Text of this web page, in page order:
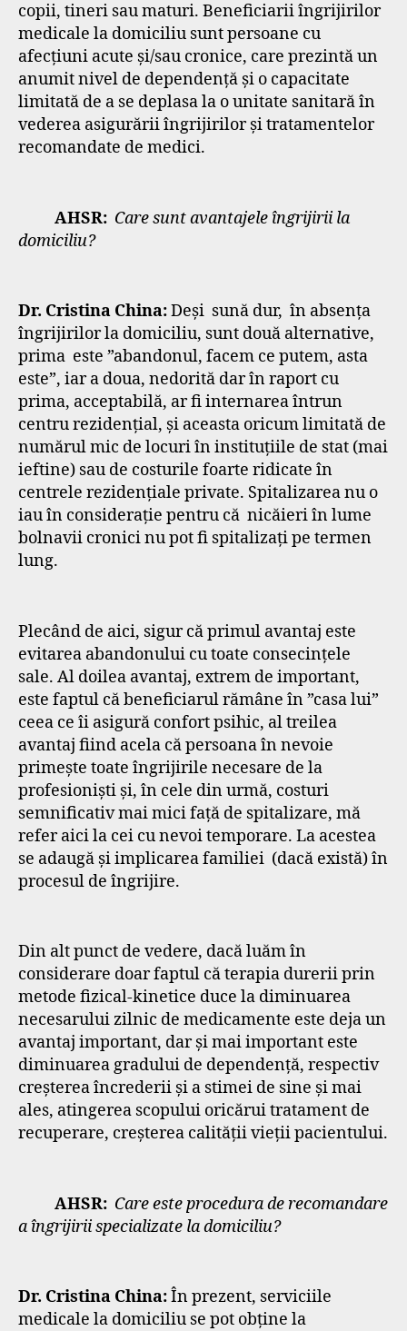
copii, tineri sau maturi. Beneficiarii îngrijirilor
medicale la domiciliu sunt persoane cu
afecţiuni acute şi/sau cronice, care prezintă un
anumit nivel de dependenţă şi o capacitate
limitată de a se deplasa la o unitate sanitară în
vederea asigurării îngrijirilor și tratamentelor
recomandate de medici.
AHSR: Care sunt avantajele îngrijirii la
domiciliu?
Dr. Cristina China:Deși sună dur, în absența
îngrijirilor la domiciliu, sunt două alternative,
prima este ”abandonul, facem ce putem, asta
este”, iar a doua, nedorită dar în raport cu
prima, acceptabilă, ar fi internarea întrun
centru rezidențial, și aceasta oricum limitată de
numărul mic de locuri în instituțiile de stat (mai
ieftine) sau de costurile foarte ridicate în
centrele rezidențiale private. Spitalizarea nu o
iau în considerație pentru că nicăieri în lume
bolnavii cronici nu pot fi spitalizați pe termen
lung.
Plecând de aici, sigur că primul avantaj este
evitarea abandonului cu toate consecințele
sale. Al doilea avantaj, extrem de important,
este faptul că beneficiarul rămâne în ”casa lui”
ceea ce îi asigură confort psihic, al treilea
avantaj fiind acela că persoana în nevoie
primește toate îngrijirile necesare de la
profesioniști și, în cele din urmă, costuri
semnificativ mai mici față de spitalizare, mă
refer aici la cei cu nevoi temporare. La acestea
se adaugă și implicarea familiei (dacă există) în
procesul de îngrijire.
Din alt punct de vedere, dacă luăm în
considerare doar faptul că terapia durerii prin
metode fizical-kinetice duce la diminuarea
necesarului zilnic de medicamente este deja un
avantaj important, dar și mai important este
diminuarea gradului de dependență, respectiv
creșterea încrederii și a stimei de sine și mai
ales, atingerea scopului oricărui tratament de
recuperare, creșterea calității vieții pacientului.
AHSR: Care este procedura de recomandare
a îngrijirii specializate la domiciliu?
Dr. Cristina China:În prezent, serviciile
medicale la domiciliu se pot obține la